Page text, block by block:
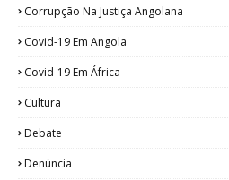
Corrupção Na Justiça Angolana
Covid-19 Em Angola
Covid-19 Em África
Cultura
Debate
Denúncia